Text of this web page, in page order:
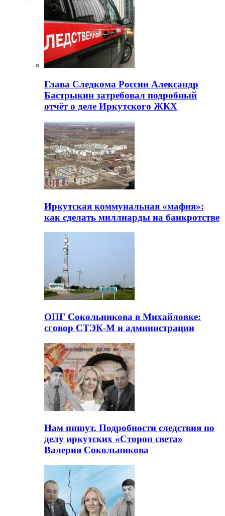
Глава Следкома России Александр
Бастрыкин затребовал подробный
отчёт о деле Иркутского ЖКХ
Иркутская коммунальная «мафия»:
как сделать миллиарды на банкротстве
ОПГ Сокольникова в Михайловке:
сговор СТЭК-М и администрации
Нам пишут. Подробности следствия по
делу иркутских «Сторон света»
Валерия Сокольникова